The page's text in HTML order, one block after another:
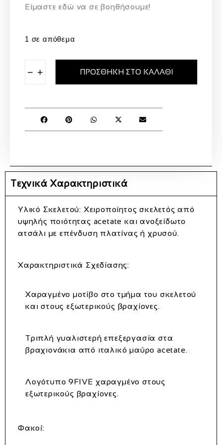
Eίμαστε εδώ να σε βοηθήσουμε!
1 σε απόθεμα
− + ΠΡΟΣΘΉΚΗ ΣΤΟ ΚΑΛΆΘΙ
Τεχνικά Χαρακτηριστικά
Υλικό Σκελετού: Χειροποίητος σκελετός από
υψηλής ποιότητας acetate και ανοξείδωτο
ατσάλι με επένδυση πλατίνας ή χρυσού.
Χαρακτηριστικά Σχεδίασης:
Xαραγμένο μοτίβο στο τμήμα του σκελετού
και στους εξωτερικούς βραχίονες.
Τριπλή γυαλιστερή επεξεργασία στα
βραχιονάκια από ιταλικό μαύρο acetate.
Λογότυπο 9FIVE χαραγμένο στους
εξωτερικούς βραχίονες.
Φακοί: